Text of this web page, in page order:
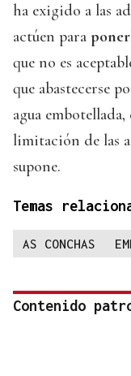
ha exigido a las
actúen para
que no es
que abastecerse
agua
limitación de las
supone.
Temas
AS CONCHAS
Contenido